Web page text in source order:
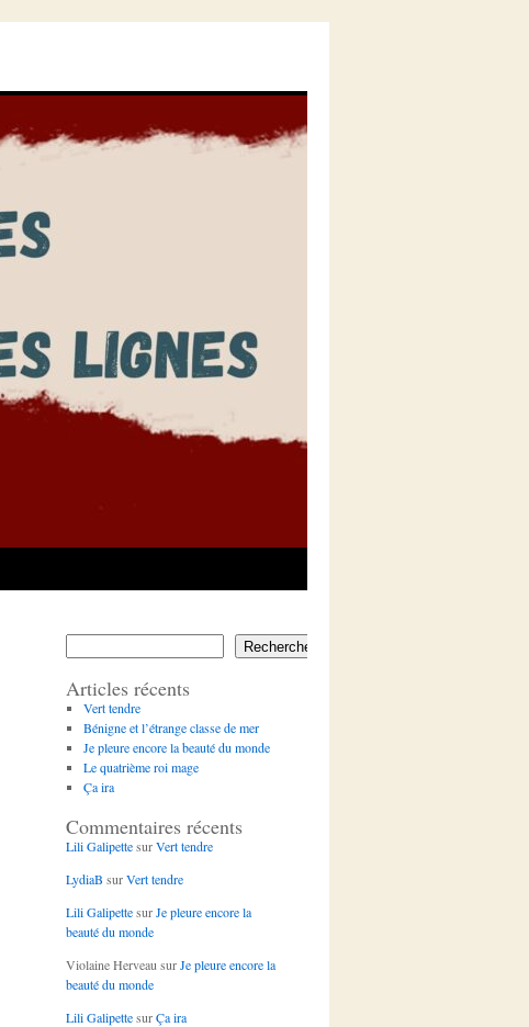
Rechercher
Articles récents
Vert tendre
Bénigne et l’étrange classe de mer
Je pleure encore la beauté du monde
Le quatrième roi mage
Ça ira
Commentaires récents
Lili GalipettesurVert tendre
LydiaB surVert tendre
Lili GalipettesurJe pleure encore la
beauté du monde
Violaine Herveau surJe pleure encore la
beauté du monde
Lili GalipettesurÇa ira